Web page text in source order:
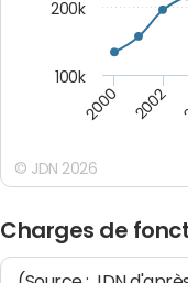
2000 2002
100k
200k
© JDN 2026
Charges de